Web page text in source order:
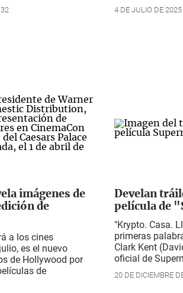
4 DE JULIO DE
imágenes de
de
a los cines
es el nuevo
de Hollywood por
de
Develan
película de
"Krypto. Casa.
primeras
Clark Kent
oficial de
20 DE DICIEMBRE